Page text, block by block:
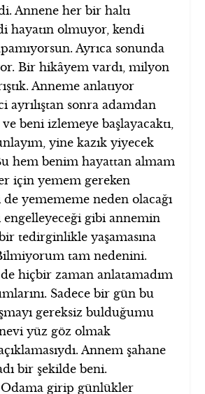
Annene her bir haltı
hayatın olmuyor, kendi
Ayrıca sonunda
Bir hikâyem vardı, milyon
Anneme anlatıyor
ayrılıştan sonra adamdan
beni izlemeye başlayacaktı,
yine kazık yiyecek
hem benim hayattan almam
için yemem gereken
de yemememe neden olacağı
gibi annemin
tedirginlikle yaşamasına
tam nedenini.
hiçbir zaman anlatamadım
Sadece bir gün bu
gereksiz bulduğumu
yüz göz olmak
Annem şahane
bir şekilde beni.
Odama girip günlükler